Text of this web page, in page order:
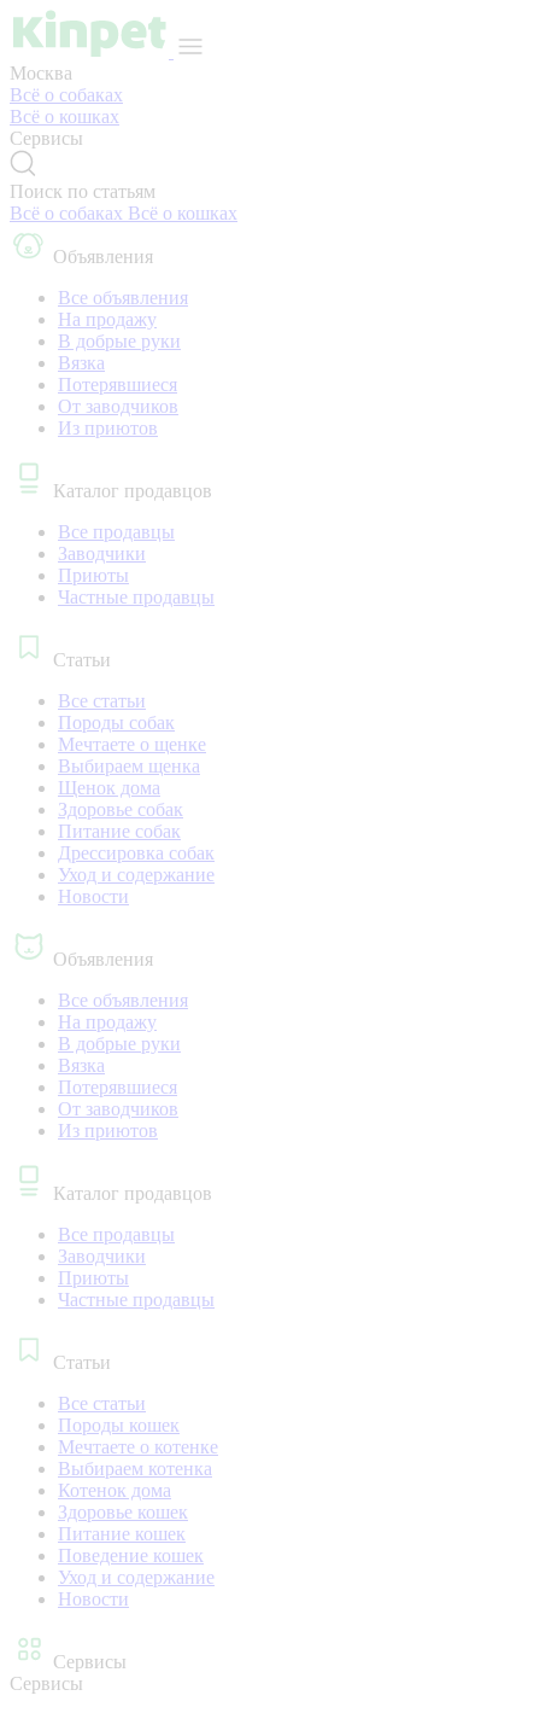
Москва
Всё о собаках
Всё о кошках
Сервисы
Поиск по статьям
Всё о собаках Всё о кошках
Объявления
Все объявления
На продажу
В добрые руки
Вязка
Потерявшиеся
От заводчиков
Из приютов
Каталог продавцов
Все продавцы
Заводчики
Приюты
Частные продавцы
Статьи
Все статьи
Породы собак
Мечтаете о щенке
Выбираем щенка
Щенок дома
Здоровье собак
Питание собак
Дрессировка собак
Уход и содержание
Новости
Объявления
Все объявления
На продажу
В добрые руки
Вязка
Потерявшиеся
От заводчиков
Из приютов
Каталог продавцов
Все продавцы
Заводчики
Приюты
Частные продавцы
Статьи
Все статьи
Породы кошек
Мечтаете о котенке
Выбираем котенка
Котенок дома
Здоровье кошек
Питание кошек
Поведение кошек
Уход и содержание
Новости
Сервисы
Сервисы